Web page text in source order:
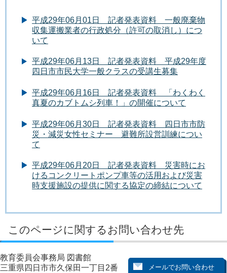
平成29年06月01日 記者発表資料 一般廃棄物
収集運搬業者の行政処分（許可の取消し）につ
いて
平成29年06月13日 記者発表資料 平成29年度
四日市市民大学一般クラスの受講生募集
平成29年06月16日 記者発表資料 「わくわく
真夏のカブトムシ列車！」の開催について
平成29年06月30日 記者発表資料 四日市市防
災・減災女性セミナー 避難所設営訓練につい
て
平成29年06月20日 記者発表資料 災害時にお
けるコンクリートポンプ車等の活用および災害
時支援施設の提供に関する協定の締結について
このページに関するお問い合わせ先
教育委員会事務局 図書館
三重県四日市市久保田一丁目2番